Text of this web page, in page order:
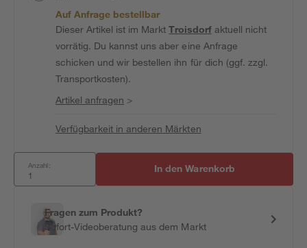
Auf Anfrage bestellbar
Dieser Artikel ist im MarktTroisdorfaktuell nicht
vorrätig. Du kannst uns aber eine Anfrage
schicken und wir bestellen ihn für dich (ggf. zzgl.
Transportkosten).
Artikel anfragen >
Verfügbarkeit in anderen Märkten
Anzahl: In den Warenkorb
Fragen zum Produkt?
Sofort-Videoberatung aus dem Markt